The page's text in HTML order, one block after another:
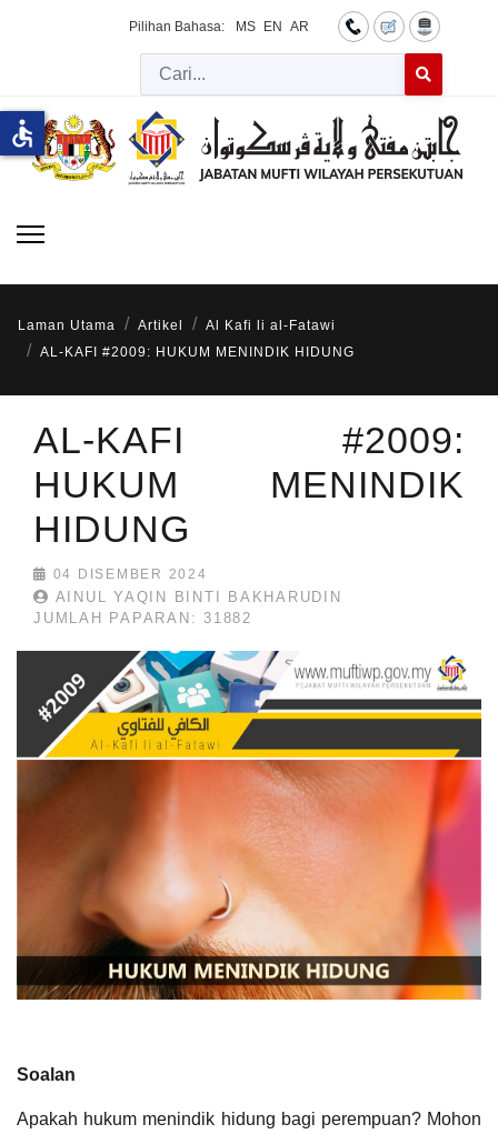
Pilihan Bahasa: MS EN AR
Cari
Laman Utama Artikel
Al Kafi li al-Fatawi
AL-KAFI #2009: HUKUM MENINDIK HIDUNG
AL-KAFI #2009:
HUKUM MENINDIK
HIDUNG
04 DISEMBER 2024
AINUL YAQIN BINTI BAKHARUDIN
JUMLAH PAPARAN: 31882
Soalan
Apakah hukum menindik hidung bagi perempuan? Mohon
accessible